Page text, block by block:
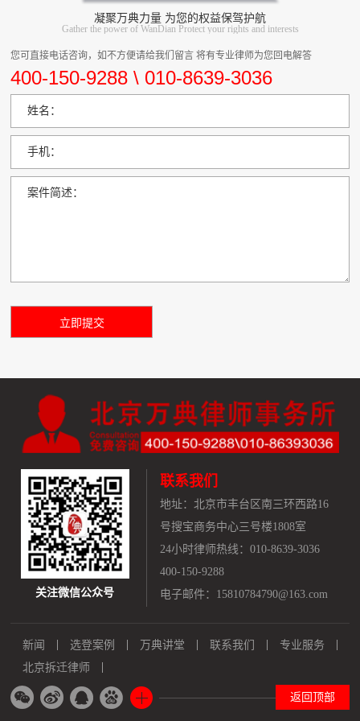
凝聚万典力量 为您的权益保驾护航
Gather the power of WanDian Protect your rights and interests
您可直接电话咨询，如不方便请给我们留言 将有专业律师为您回电解答
400-150-9288 \ 010-8639-3036
姓名：
手机：
案件简述：
关注微信公众号
联系我们
地址： 北京市丰台区南三环西路16
号搜宝商务中心三号楼1808室
24小时律师热线：010-8639-3036
400-150-9288
电子邮件：15810784790@163.com
新闻 选登案例 万典讲堂 联系我们
专业服务
北京拆迁律师
返回顶部